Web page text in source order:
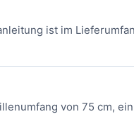
ist im
von 75 cm, ein